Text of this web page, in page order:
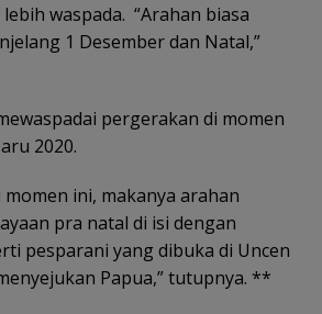
waspada. “Arahan biasa
1 Desember dan Natal,”
pergerakan di momen
2020.
ini, makanya arahan
pra natal di isi dengan
pesparani yang dibuka di Uncen
Papua,” tutupnya. **